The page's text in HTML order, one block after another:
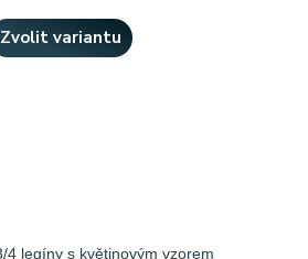
Zvolit variantu